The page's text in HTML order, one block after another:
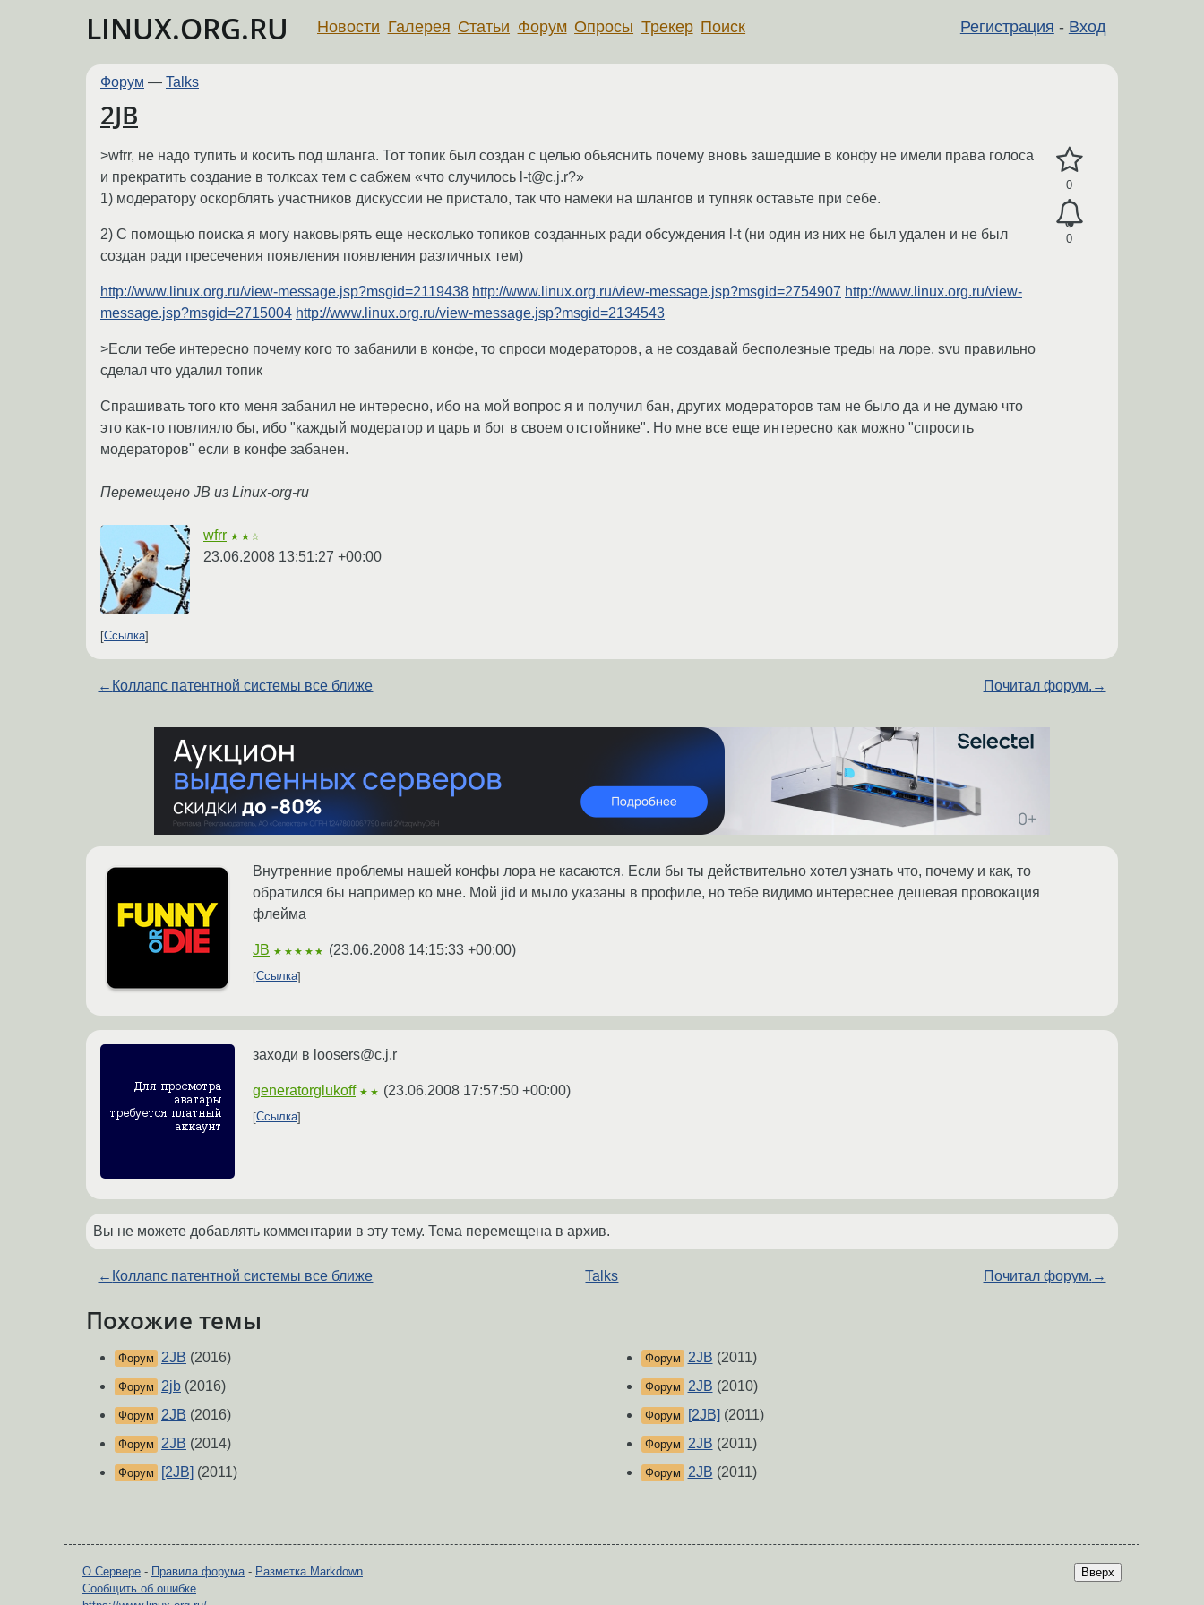
LINUX.ORG.RU Регистрация - Вход
Новости Галерея Статьи Форум Опросы Трекер Поиск
Форум — Talks
2JB
0
0
>wfrr, не надо тупить и косить под шланга. Тот топик был создан с целью обьяснить почему вновь зашедшие в конфу не имели права голоса
и прекратить создание в толксах тем с сабжем «что случилось l-t@c.j.r?»
1) модератору оскорблять участников дискуссии не пристало, так что намеки на шлангов и тупняк оставьте при себе.
2) С помощью поиска я могу наковырять еще несколько топиков созданных ради обсуждения l-t (ни один из них не был удален и не был
создан ради пресечения появления появления различных тем)
http://www.linux.org.ru/view-message.jsp?msgid=2119438 http://www.linux.org.ru/view-message.jsp?msgid=2754907 http://www.linux.org.ru/view-
message.jsp?msgid=2715004 http://www.linux.org.ru/view-message.jsp?msgid=2134543
>Если тебе интересно почему кого то забанили в конфе, то спроси модераторов, а не создавай бесполезные треды на лоре. svu правильно
сделал что удалил топик
Спрашивать того кто меня забанил не интересно, ибо на мой вопрос я и получил бан, других модераторов там не было да и не думаю что
это как-то повлияло бы, ибо "каждый модератор и царь и бог в своем отстойнике". Но мне все еще интересно как можно "спросить
модераторов" если в конфе забанен.
Перемещено JB из Linux-org-ru
wfrr ★★☆
23.06.2008 13:51:27 +00:00
Ссылка
← Коллапс патентной системы все ближе Почитал форум. →
Внутренние проблемы нашей конфы лора не касаются. Если бы ты действительно хотел узнать что, почему и как, то
обратился бы например ко мне. Мой jid и мыло указаны в профиле, но тебе видимо интереснее дешевая провокация
флейма
JB ★★★★★ (23.06.2008 14:15:33 +00:00)
Ссылка
заходи в loosers@c.j.r
generatorglukoff ★★ (23.06.2008 17:57:50 +00:00)
Ссылка
Вы не можете добавлять комментарии в эту тему. Тема перемещена в архив.
← Коллапс патентной системы все ближе Talks Почитал форум. →
Похожие темы
Форум 2JB (2016)
Форум 2jb (2016)
Форум 2JB (2016)
Форум 2JB (2014)
Форум [2JB] (2011)
Форум 2JB (2011)
Форум 2JB (2010)
Форум [2JB] (2011)
Форум 2JB (2011)
Форум 2JB (2011)
Вверх
О Сервере - Правила форума- Разметка Markdown
Сообщить об ошибке